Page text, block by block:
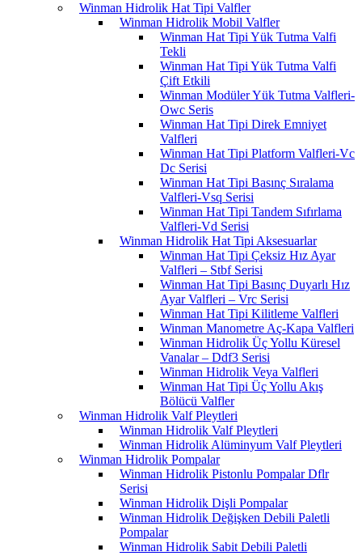
Winman Hidrolik Hat Tipi Valfler
Winman Hidrolik Mobil Valfler
Winman Hat Tipi Yük Tutma Valfi
Tekli
Winman Hat Tipi Yük Tutma Valfi
Çift Etkili
Winman Modüler Yük Tutma Valfleri-
Owc Seris
Winman Hat Tipi Direk Emniyet
Valfleri
Winman Hat Tipi Platform Valfleri-Vc
Dc Serisi
Winman Hat Tipi Basınç Sıralama
Valfleri-Vsq Serisi
Winman Hat Tipi Tandem Sıfırlama
Valfleri-Vd Serisi
Winman Hidrolik Hat Tipi Aksesuarlar
Winman Hat Tipi Çeksiz Hız Ayar
Valfleri – Stbf Serisi
Winman Hat Tipi Basınç Duyarlı Hız
Ayar Valfleri – Vrc Serisi
Winman Hat Tipi Kilitleme Valfleri
Winman Manometre Aç-Kapa Valfleri
Winman Hidrolik Üç Yollu Küresel
Vanalar – Ddf3 Serisi
Winman Hidrolik Veya Valfleri
Winman Hat Tipi Üç Yollu Akış
Bölücü Valfler
Winman Hidrolik Valf Pleytleri
Winman Hidrolik Valf Pleytleri
Winman Hidrolik Alüminyum Valf Pleytleri
Winman Hidrolik Pompalar
Winman Hidrolik Pistonlu Pompalar Dflr
Serisi
Winman Hidrolik Dişli Pompalar
Winman Hidrolik Değişken Debili Paletli
Pompalar
Winman Hidrolik Sabit Debili Paletli